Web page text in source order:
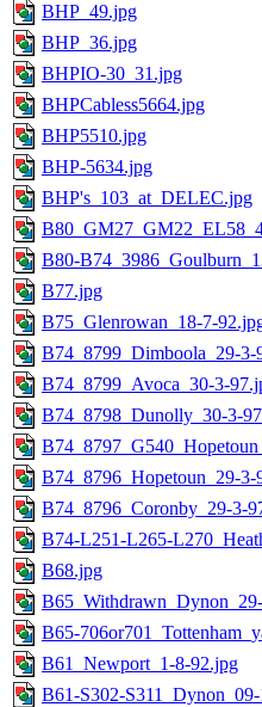
BHP_49.jpg
BHP_36.jpg
BHPIO-30_31.jpg
BHPCabless5664.jpg
BHP5510.jpg
BHP-5634.jpg
BHP's_103_at_DELEC.jpg
B80-
B77.jpg
B75_Glenrowan_18-7-
B74_8799_Dimboola_29-3-
B74_8799_Avoca_30-3-
B74_8798_Dunolly_30-3-
B74_8796_Hopetoun_29-3-
B74_8796_Coronby_29-3-
B74-L251-L265-
B68.jpg
B65-
B61_Newport_1-8-92.jpg
B61-S302-S311_Dynon_09-